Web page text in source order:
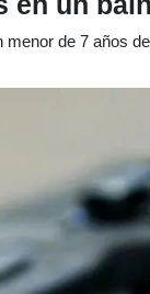
de 7 años